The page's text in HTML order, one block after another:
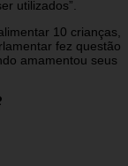
utilizados”.
10 crianças,
fez questão
amamentou seus